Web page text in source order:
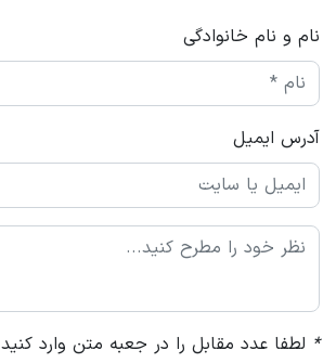
نام و نام خانوادگی
آدرس ایمیل
* لطفا عدد مقابل را در جعبه متن وارد کنید